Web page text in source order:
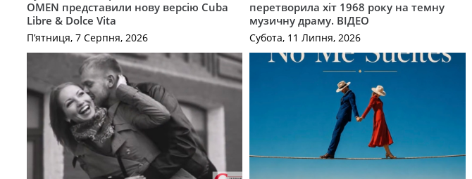
OMEN представили нову версію Cuba
Libre & Dolce Vita
П’ятниця, 7 Серпня, 2026
перетворила хіт 1968 року на темну
музичну драму. ВІДЕО
Субота, 11 Липня, 2026